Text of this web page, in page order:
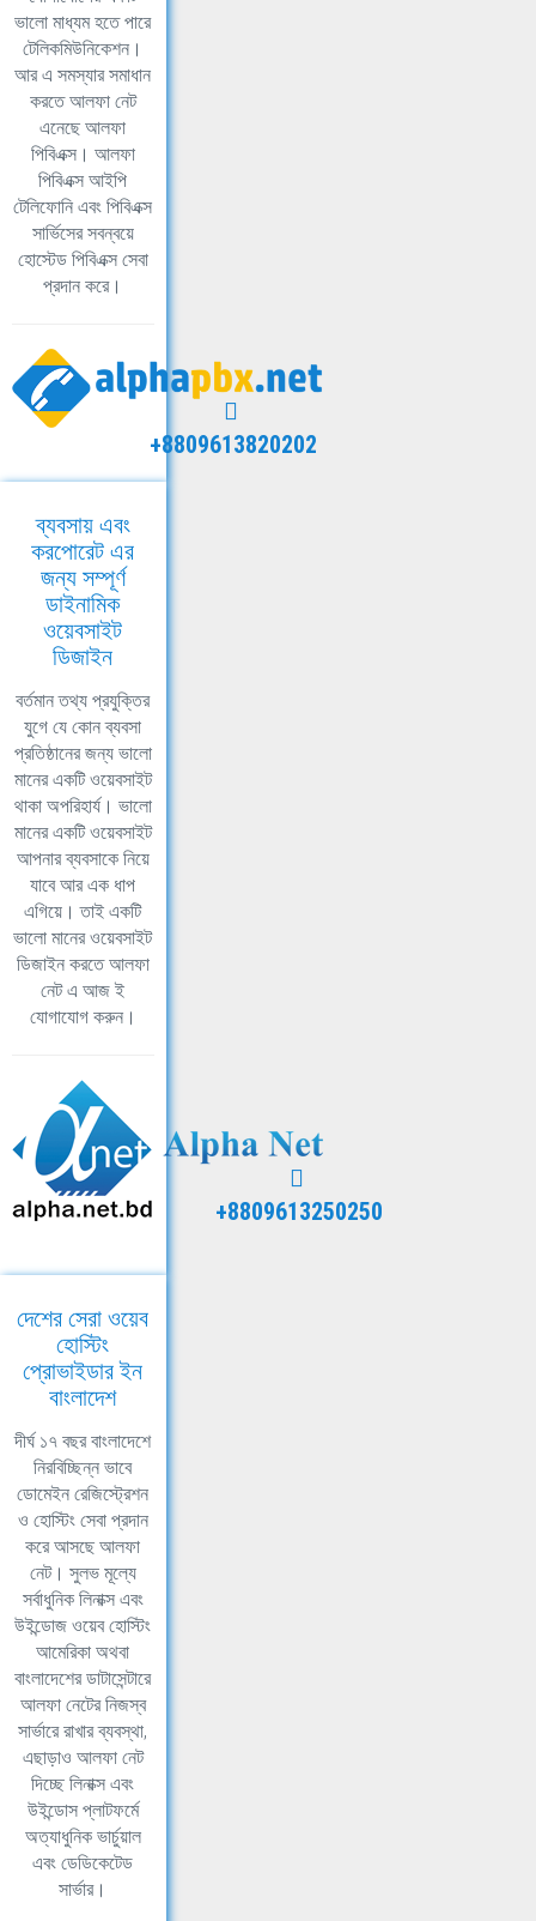
ভালো মাধ্যম হতে পারে
টেলিকমিউনিকেশন।
আর এ সমস্যার সমাধান
করতে আলফা নেট
এনেছে আলফা
পিবিএক্স। আলফা
পিবিএক্স আইপি
টেলিফোনি এবং পিবিএক্স
সার্ভিসের সবন্বয়ে
হোস্টেড পিবিএক্স সেবা
প্রদান করে।
+8809613820202
ব্যবসায় এবং
করপোরেট এর
জন্য সম্পূর্ণ
ডাইনামিক
ওয়েবসাইট
ডিজাইন
বর্তমান তথ্য প্রযুক্তির
যুগে যে কোন ব্যবসা
প্রতিষ্ঠানের জন্য ভালো
মানের একটি ওয়েবসাইট
থাকা অপরিহার্য। ভালো
মানের একটি ওয়েবসাইট
আপনার ব্যবসাকে নিয়ে
যাবে আর এক ধাপ
এগিয়ে। তাই একটি
ভালো মানের ওয়েবসাইট
ডিজাইন করতে আলফা
নেট এ আজ ই
যোগাযোগ করুন।
+8809613250250
দেশের সেরা ওয়েব
হোস্টিং
প্রোভাইডার ইন
বাংলাদেশ
দীর্ঘ ১৭ বছর বাংলাদেশে
নিরবিচ্ছিন্ন ভাবে
ডোমেইন রেজিস্ট্রেশন
ও হোস্টিং সেবা প্রদান
করে আসছে আলফা
নেট। সুলভ মূল্যে
সর্বাধুনিক লিনাক্স এবং
উইন্ডোজ ওয়েব হোস্টিং
আমেরিকা অথবা
বাংলাদেশের ডাটাসেন্টারে
আলফা নেটের নিজস্ব
সার্ভারে রাখার ব্যবস্থা,
এছাড়াও আলফা নেট
দিচ্ছে লিনাক্স এবং
উইন্ডোস প্লাটফর্মে
অত্যাধুনিক ভার্চুয়াল
এবং ডেডিকেটেড
সার্ভার।